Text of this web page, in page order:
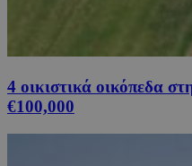
4 οικιστικά οικόπεδα
€100,000